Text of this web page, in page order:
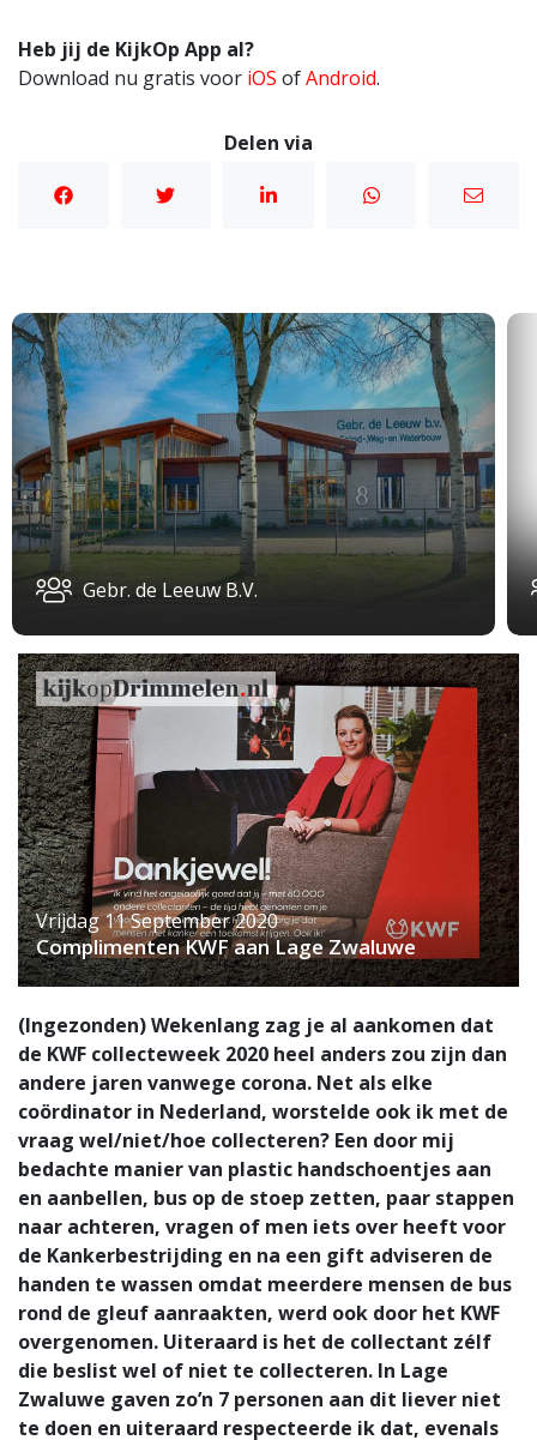
Heb jij de KijkOp App al?
Download nu gratis voor iOS ofAndroid.
Delen via
Gebr. de Leeuw B.V.
Vrijdag 11 September 2020
Complimenten KWF aan Lage Zwaluwe
(Ingezonden) Wekenlang zag je al aankomen dat
de KWF collecteweek 2020 heel anders zou zijn dan
andere jaren vanwege corona. Net als elke
coördinator in Nederland, worstelde ook ik met de
vraag wel/niet/hoe collecteren? Een door mij
bedachte manier van plastic handschoentjes aan
en aanbellen, bus op de stoep zetten, paar stappen
naar achteren, vragen of men iets over heeft voor
de Kankerbestrijding en na een gift adviseren de
handen te wassen omdat meerdere mensen de bus
rond de gleuf aanraakten, werd ook door het KWF
overgenomen. Uiteraard is het de collectant zélf
die beslist wel of niet te collecteren. In Lage
Zwaluwe gaven zo’n 7 personen aan dit liever niet
te doen en uiteraard respecteerde ik dat, evenals